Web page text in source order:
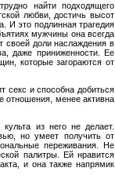
найти подходящего
любви, достичь высот
И это подлинная трагедия
мужчины она всегда
своей доли наслаждения в
даже приниженности. Ее
которые загораются от
секс и способна добиться
отношения, менее активна
из него не делает.
но умеет получить от
переживания. Не
палитры. Ей нравится
и она также напрямик